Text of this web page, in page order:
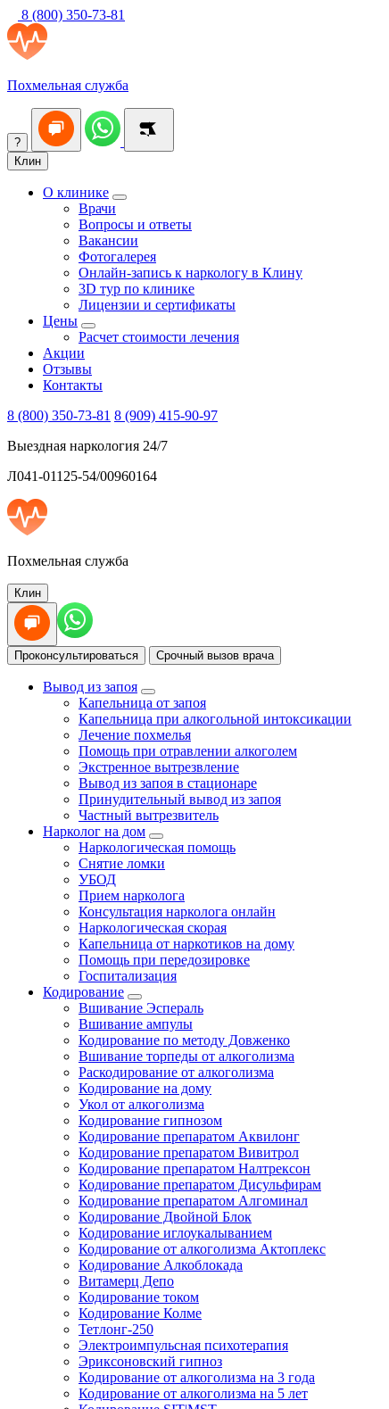
8 (800) 350-73-81
Похмельная служба
?
Клин
О клинике
Врачи
Вопросы и ответы
Вакансии
Фотогалерея
Онлайн-запись к наркологу в Клину
3D тур по клинике
Лицензии и сертификаты
Цены
Расчет стоимости лечения
Акции
Отзывы
Контакты
8 (800) 350-73-81 8 (909) 415-90-97
Выездная наркология 24/7
Л041-01125-54/00960164
Похмельная служба
Клин
Проконсультироваться Срочный вызов врача
Вывод из запоя
Капельница от запоя
Капельница при алкогольной интоксикации
Лечение похмелья
Помощь при отравлении алкоголем
Экстренное вытрезвление
Вывод из запоя в стационаре
Принудительный вывод из запоя
Частный вытрезвитель
Нарколог на дом
Наркологическая помощь
Снятие ломки
УБОД
Прием нарколога
Консультация нарколога онлайн
Наркологическая скорая
Капельница от наркотиков на дому
Помощь при передозировке
Госпитализация
Кодирование
Вшивание Эспераль
Вшивание ампулы
Кодирование по методу Довженко
Вшивание торпеды от алкоголизма
Раскодирование от алкоголизма
Кодирование на дому
Укол от алкоголизма
Кодирование гипнозом
Кодирование препаратом Аквилонг
Кодирование препаратом Вивитрол
Кодирование препаратом Налтрексон
Кодирование препаратом Дисульфирам
Кодирование препаратом Алгоминал
Кодирование Двойной Блок
Кодирование иглоукалыванием
Кодирование от алкоголизма Актоплекс
Кодирование Алкоблокада
Витамерц Депо
Кодирование током
Кодирование Колме
Тетлонг-250
Электроимпульсная психотерапия
Эриксоновский гипноз
Кодирование от алкоголизма на 3 года
Кодирование от алкоголизма на 5 лет